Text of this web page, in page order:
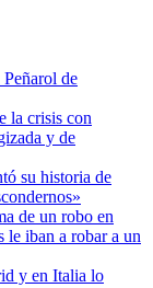
de
la crisis con
y de
su historia de
de un robo en
le iban a robar a un
y en Italia lo